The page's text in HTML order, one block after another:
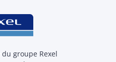
groupe Rexel